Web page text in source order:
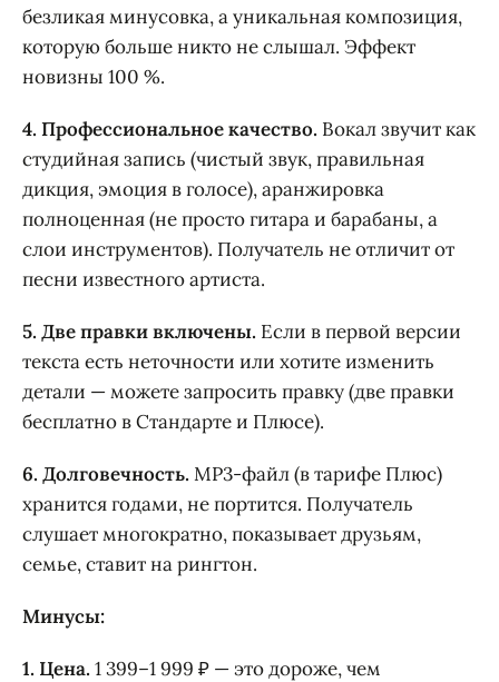
безликая минусовка, а уникальная композиция,
которую больше никто не слышал. Эффект
новизны 100 %.
4. Профессиональное качество. Вокал звучит как
студийная запись (чистый звук, правильная
дикция, эмоция в голосе), аранжировка
полноценная (не просто гитара и барабаны, а
слои инструментов). Получатель не отличит от
песни известного артиста.
5. Две правки включены. Если в первой версии
текста есть неточности или хотите изменить
детали — можете запросить правку (две правки
бесплатно в Стандарте и Плюсе).
6. Долговечность. MP3-файл (в тарифе Плюс)
хранится годами, не портится. Получатель
слушает многократно, показывает друзьям,
семье, ставит на рингтон.
Минусы:
1. Цена. 1 399–1 999 ₽ — это дороже, чем